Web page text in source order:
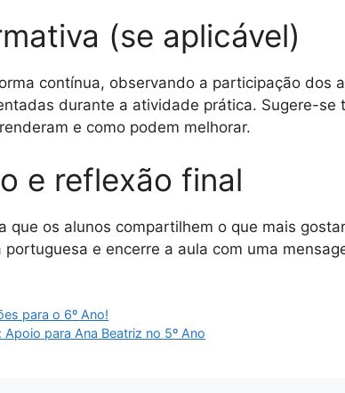
(se aplicável)
contínua, observando a participação
durante a atividade prática. Sugere-
e como podem melhorar.
e reflexão final
que os alunos compartilhem o que mais
e encerre a aula com uma
para o 6º Ano!
para Ana Beatriz no 5º Ano